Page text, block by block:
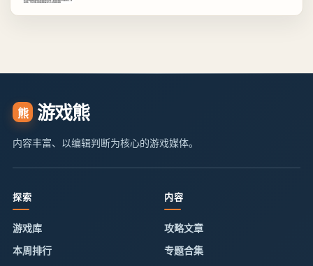
熊 游戏熊
内容丰富、以编辑判断为核心的游戏媒体。
探索
游戏库
本周排行
内容
攻略文章
专题合集